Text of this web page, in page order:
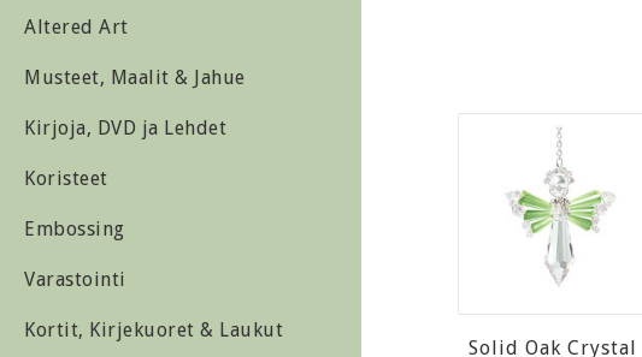
Altered Art
Musteet, Maalit & Jahue
Kirjoja, DVD ja Lehdet
Koristeet
Embossing
Varastointi
Kortit, Kirjekuoret & Laukut
Solid Oak Crystal